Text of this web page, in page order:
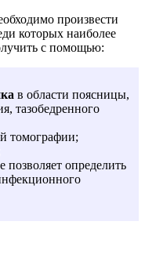
произвести
которых наиболее
с помощью:
в области поясницы,
тазобедренного
томографии;
позволяет определить